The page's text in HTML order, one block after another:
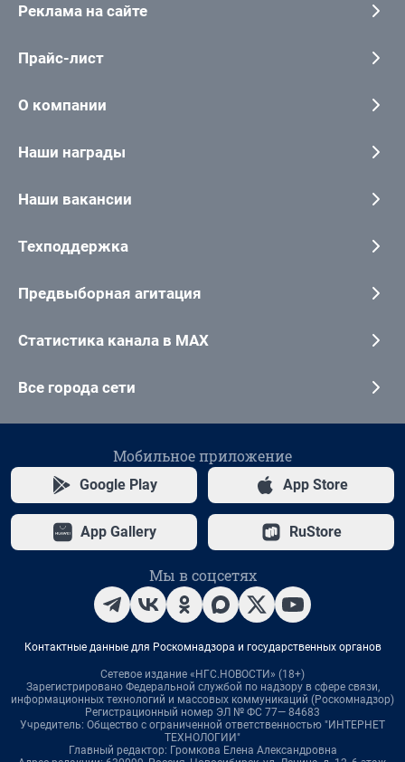
Реклама на сайте
Прайс-лист
О компании
Наши награды
Наши вакансии
Техподдержка
Предвыборная агитация
Статистика канала в MAX
Все города сети
Мобильное приложение
Google Play App Store
App Gallery RuStore
Мы в соцсетях
Контактные данные для Роскомнадзора и государственных органов
Сетевое издание «НГС.НОВОСТИ» (18+)
Зарегистрировано Федеральной службой по надзору в сфере связи,
информационных технологий и массовых коммуникаций (Роскомнадзор)
Регистрационный номер ЭЛ № ФС 77— 84683
Учредитель: Общество с ограниченной ответственностью "ИНТЕРНЕТ
ТЕХНОЛОГИИ"
Главный редактор: Громкова Елена Александровна